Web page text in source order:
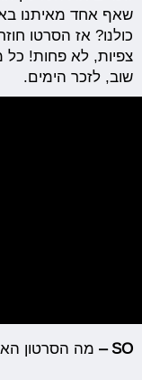
שאף אחד מאיתנו
צפיות, לא פחות!
שוב, לזכר הימים.
SO
– מה הסרטון